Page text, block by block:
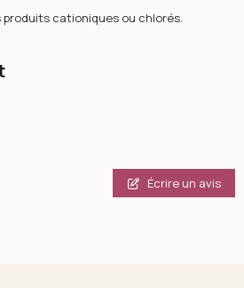
produits cationiques ou chlorés.
Écrire un avis